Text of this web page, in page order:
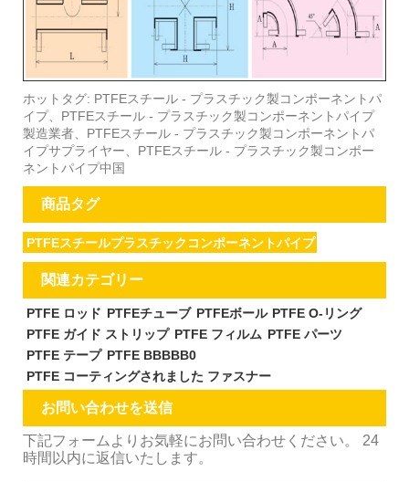
ホットタグ: PTFEスチール - プラスチック製コンポーネントパ
イプ、PTFEスチール - プラスチック製コンポーネントパイプ
製造業者、PTFEスチール - プラスチック製コンポーネントパ
イプサプライヤー、PTFEスチール - プラスチック製コンポー
ネントパイプ中国
商品タグ
PTFEスチールプラスチックコンポーネントパイプ
関連カテゴリー
PTFE ロッド PTFEチューブ PTFEボール PTFE O-リング
PTFE ガイド ストリップ PTFE フィルム PTFE パーツ
PTFE テープ PTFE BBBBB0
PTFE コーティングされました ファスナー
お問い合わせを送信
下記フォームよりお気軽にお問い合わせください。 24
時間以内に返信いたします。